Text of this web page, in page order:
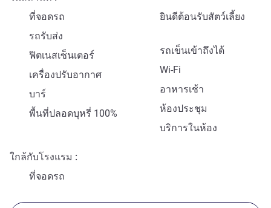
ที่จอดรถ
ยินดีต้อนรับสัตว์เลี้ยง
รถรับส่ง
รถเข็นเข้าถึงได้
ฟิตเนสเซ็นเตอร์
Wi-Fi
เครื่องปรับอากาศ
อาหารเช้า
บาร์
ห้องประชุม
พื้นที่ปลอดบุหรี่ 100%
บริการในห้อง
ใกล้กับโรงแรม
ที่จอดรถ